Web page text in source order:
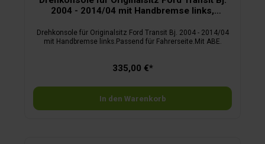
2004 - 2014/04 mit Handbremse links,
Drehkonsole für Originalsitz Ford Transit Bj. 2004 - 2014/04
mit Handbremse links.Passend für Fahrerseite.Mit ABE.
335,00 €*
In den Warenkorb